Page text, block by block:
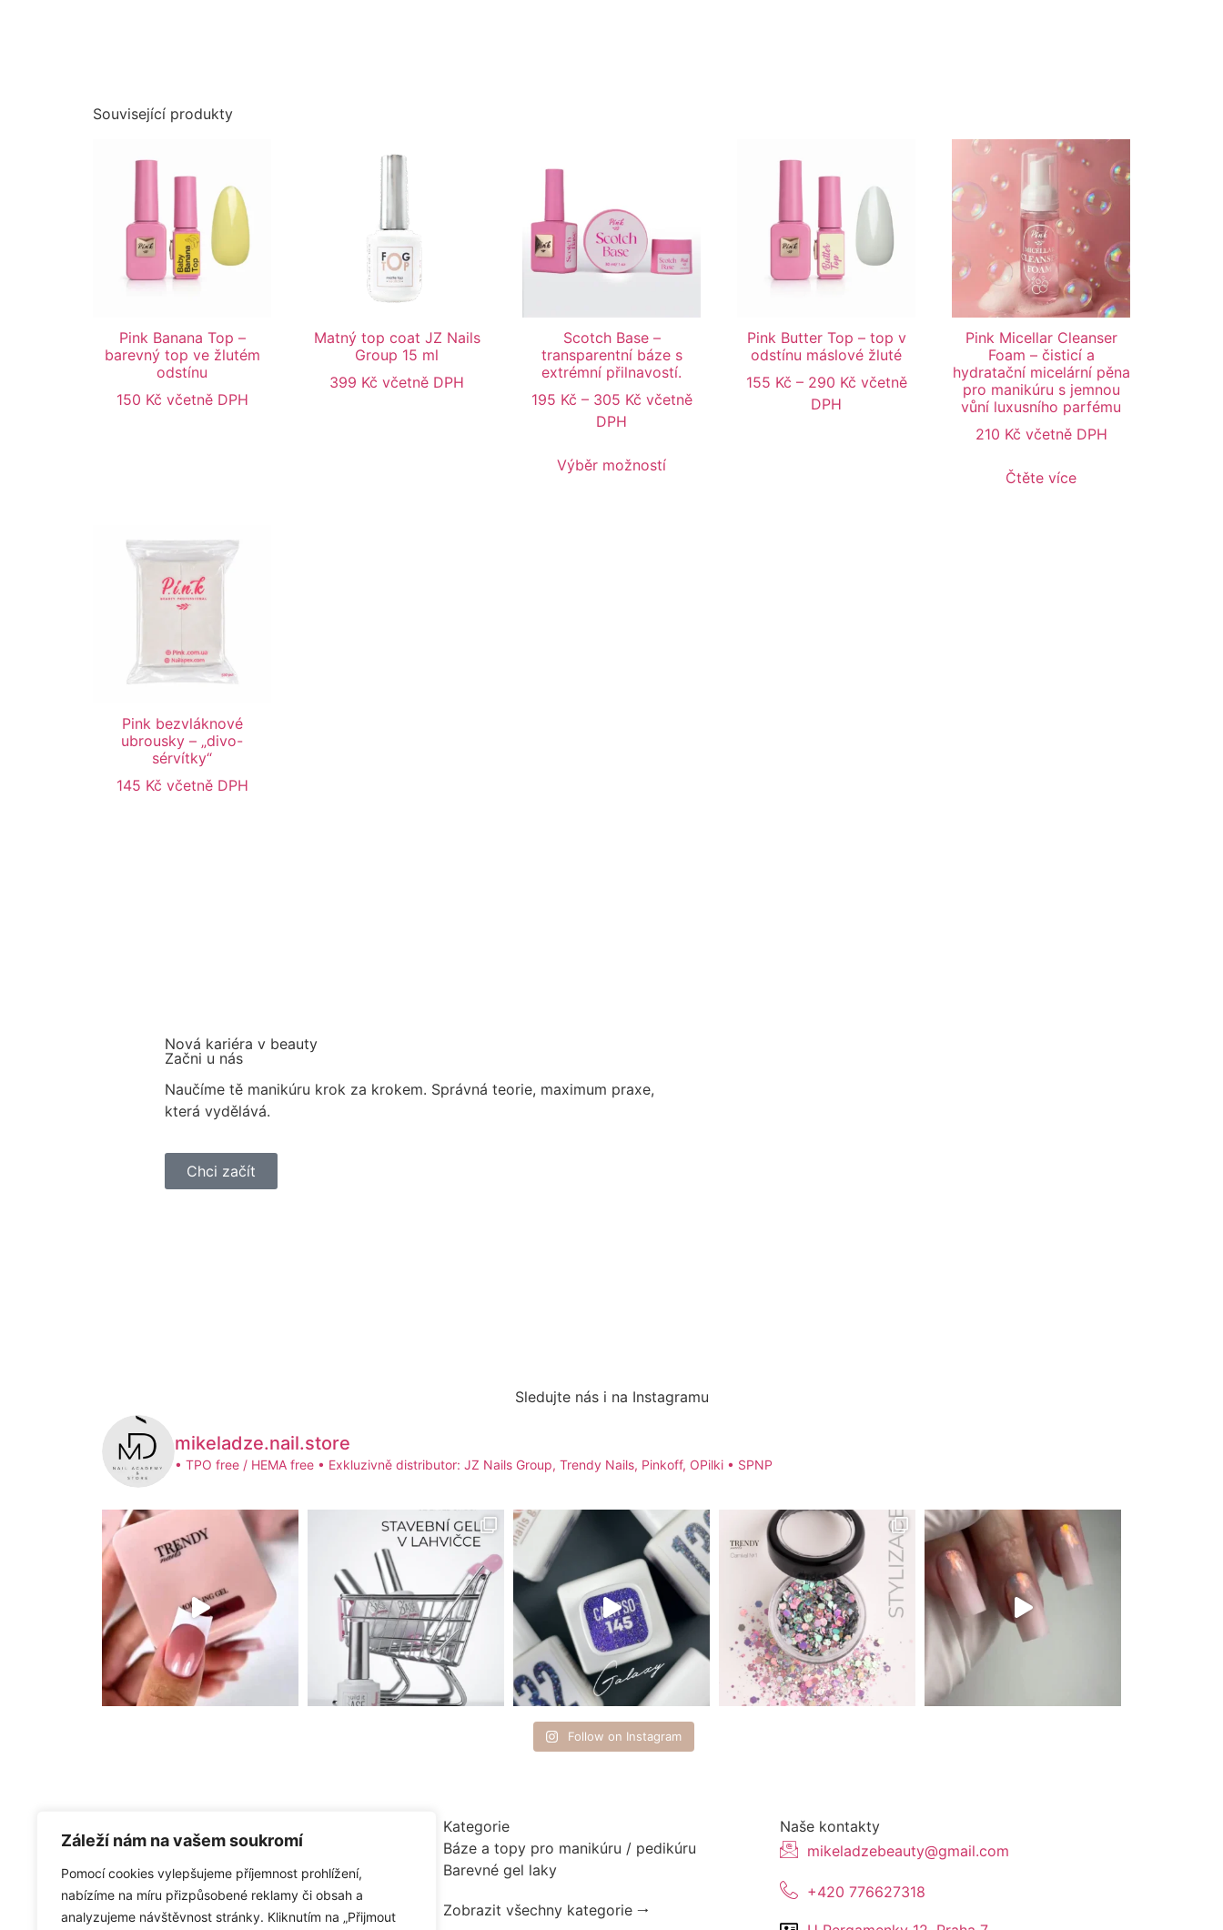
Záleží nám na vašem soukromí
Pomocí cookies vylepšujeme příjemnost prohlížení,
nabízíme na míru přizpůsobené reklamy či obsah a
analyzujeme návštěvnost stránky. Kliknutím na „Přijmout
Související produkty
Pink Banana Top –
barevný top ve žlutém
odstínu
150 Kč včetně DPH
Matný top coat JZ Nails
Group 15 ml
399 Kč včetně DPH
Scotch Base –
transparentní báze s
extrémní přilnavostí.
195 Kč – 305 Kč včetně
DPH
Výběr možností
Pink Butter Top – top v
odstínu máslové žluté
155 Kč – 290 Kč včetně
DPH
Pink Micellar Cleanser
Foam – čisticí a
hydratační micelární pěna
pro manikúru s jemnou
vůní luxusního parfému
210 Kč včetně DPH
Čtěte více
Pink bezvláknové
ubrousky – „divo-
sérvítky“
145 Kč včetně DPH
Nová kariéra v beauty
Začni u nás
Naučíme tě manikúru krok za krokem. Správná teorie, maximum praxe,
která vydělává.
Chci začít
Sledujte nás i na Instagramu
mikeladze.nail.store
• TPO free / HEMA free • Exkluzivně distributor: JZ Nails Group, Trendy Nails, Pinkoff, OPilki • SPNP
Follow on Instagram
Reklamační řád
Objednávky
Adresy
Detaily účtu
Kategorie
Báze a topy pro manikúru / pedikúru
Barevné gel laky
Zobrazit všechny kategorie 🠂
Naše kontakty
mikeladzebeauty@gmail.com
+420 776627318